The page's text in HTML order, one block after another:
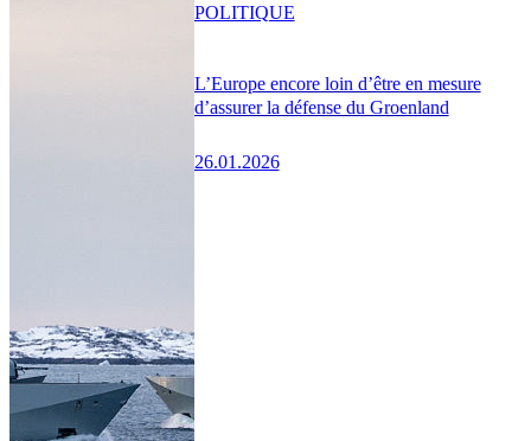
L’Europe encore loin d’être en mesure
d’assurer la défense du Groenland
26.01.2026
POLITIQUE